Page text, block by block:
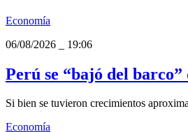
Economía
06/08/2026
19:06
Perú se “bajó del barco”
Si bien se tuvieron crecimientos
Economía